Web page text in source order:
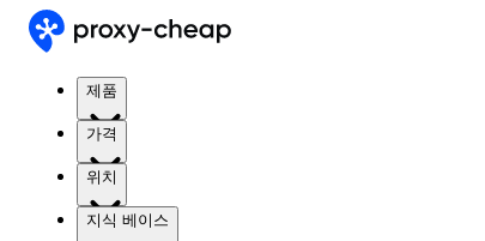
제품
가격
위치
지식 베이스